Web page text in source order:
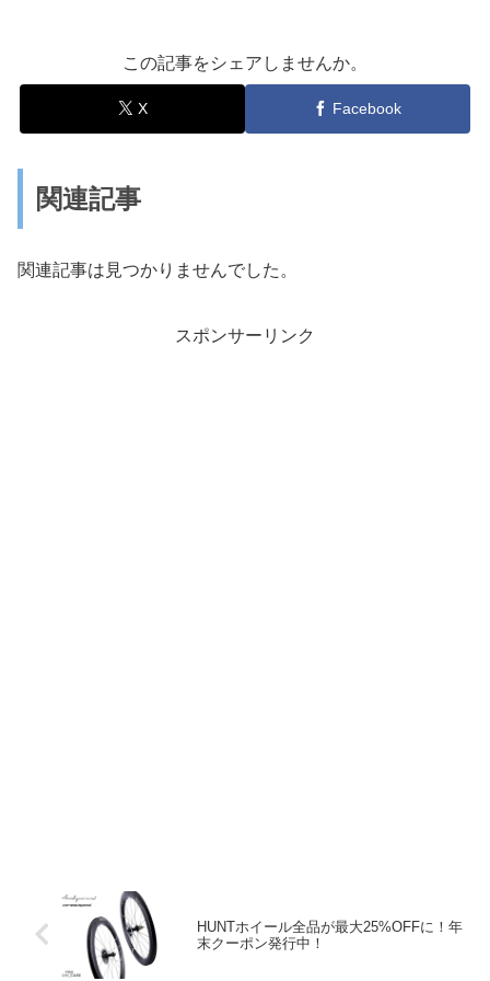
この記事をシェアしませんか。
X Facebook
関連記事
関連記事は見つかりませんでした。
スポンサーリンク
HUNTホイール全品が最大25%OFFに！年
末クーポン発行中！